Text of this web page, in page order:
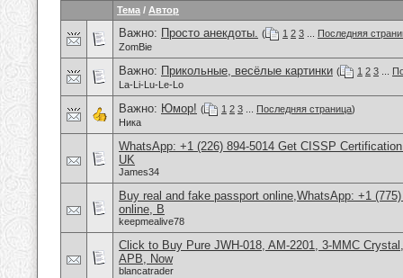
Тема / Автор
Важно: Просто анекдоты. ( 1 2 3
Последняя
ZomBie
Важно: Прикольные, весёлые картинки ( 1 2 3
La-Li-Lu-Le-Lo
Важно: Юмор! ( 1 2 3 Последняя страница)
Ника
WhatsApp: +1 (226) 894-5014​ Get CISSP
UK
James34
Buy real and fake passport online,WhatsApp: +1
online, B
keepmealive78
Click to Buy Pure JWH-018, AM-2201, 3-MMC
APB, Now
blancatrader